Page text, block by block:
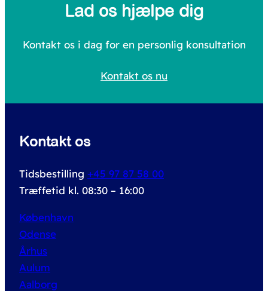
c
r
Lad os hjælpe dig
Kontakt os i dag for en personlig konsultation
Kontakt os nu
Kontakt os
Tidsbestilling +45 97 87 58 00
Træffetid kl. 08:30 – 16:00
København
Odense
Århus
Aulum
Aalborg